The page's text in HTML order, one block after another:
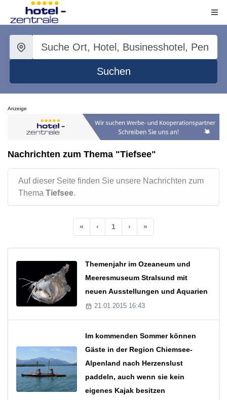
Suchen
Anzeige
Nachrichten zum Thema "Tiefsee"
Auf dieser Seite finden Sie unsere Nachrichten zum
Thema Tiefsee.
« ‹ 1 › »
Themenjahr im Ozeaneum und
Meeresmuseum Stralsund mit
neuen Ausstellungen und Aquarien
21.01.2015 16:43
Im kommenden Sommer können
Gäste in der Region Chiemsee-
Alpenland nach Herzenslust
paddeln, auch wenn sie kein
eigenes Kajak besitzen